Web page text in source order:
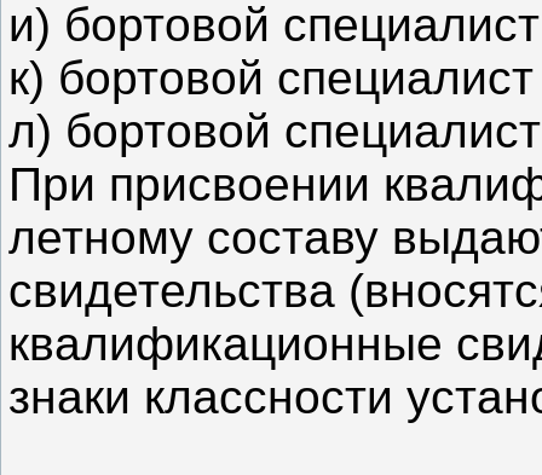
и) бортовой
к) бортовой
л) бортовой
При присвоении
летному составу
свидетельства
квалификационные
знаки классности